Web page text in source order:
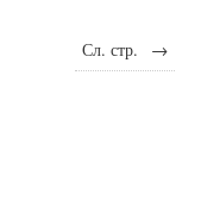
Сл. стр. →